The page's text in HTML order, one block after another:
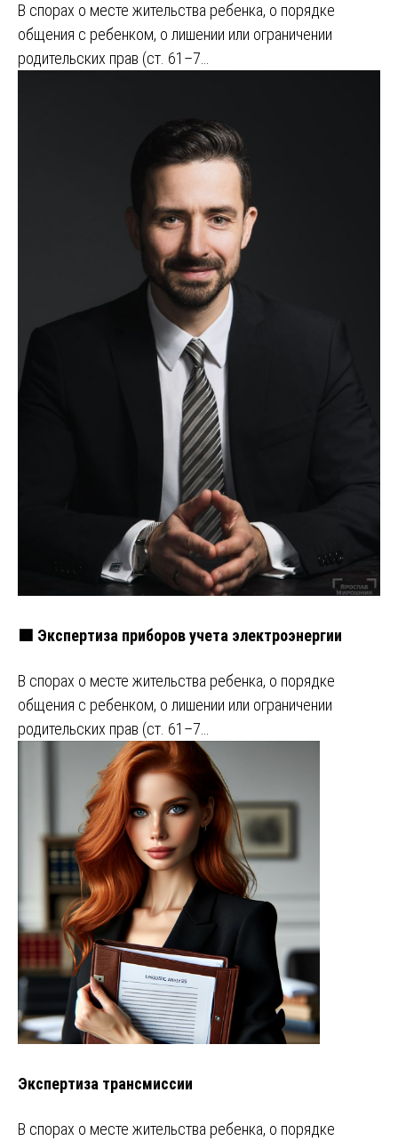
В спорах о месте жительства ребенка, о порядке
общения с ребенком, о лишении или ограничении
родительских прав (ст. 61–7…
🟩 Экспертиза приборов учета электроэнергии
В спорах о месте жительства ребенка, о порядке
общения с ребенком, о лишении или ограничении
родительских прав (ст. 61–7…
Экспертиза трансмиссии
В спорах о месте жительства ребенка, о порядке